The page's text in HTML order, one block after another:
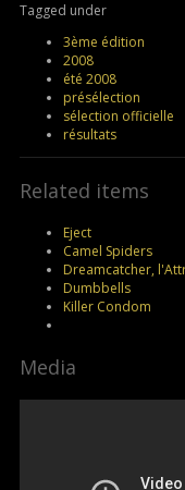
Tagged under
3ème édition
2008
été 2008
présélection
sélection officielle
résultats
Related items
Eject
Camel Spiders
Dreamcatcher,
Dumbbells
Killer Condom
Media